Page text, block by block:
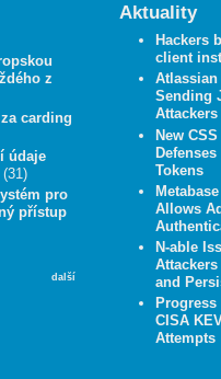
z
carding
údaje
(31)
pro
přístup
další
Aktuality
Hackers
client
Atlassian
Sending
Attackers
New
Tokens
Allows
N-able
Attackers
and
CISA
Attempts